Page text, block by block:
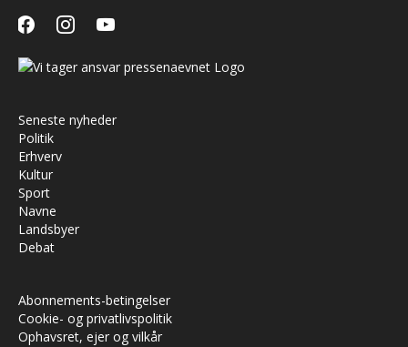
facebookinstagramyoutube
Seneste nyheder
Politik
Erhverv
Kultur
Sport
Navne
Landsbyer
Debat
Abonnements-betingelser
Cookie- og privatlivspolitik
Ophavsret, ejer og vilkår